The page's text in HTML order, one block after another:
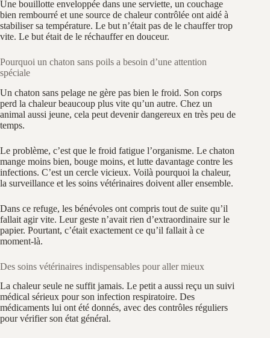
Une bouillotte enveloppée dans une serviette, un couchage
bien rembourré et une source de chaleur contrôlée ont aidé à
stabiliser sa température. Le but n’était pas de le chauffer trop
vite. Le but était de le réchauffer en douceur.
Pourquoi un chaton sans poils a besoin d’une attention
spéciale
Un chaton sans pelage ne gère pas bien le froid. Son corps
perd la chaleur beaucoup plus vite qu’un autre. Chez un
animal aussi jeune, cela peut devenir dangereux en très peu de
temps.
Le problème, c’est que le froid fatigue l’organisme. Le chaton
mange moins bien, bouge moins, et lutte davantage contre les
infections. C’est un cercle vicieux. Voilà pourquoi la chaleur,
la surveillance et les soins vétérinaires doivent aller ensemble.
Dans ce refuge, les bénévoles ont compris tout de suite qu’il
fallait agir vite. Leur geste n’avait rien d’extraordinaire sur le
papier. Pourtant, c’était exactement ce qu’il fallait à ce
moment-là.
Des soins vétérinaires indispensables pour aller mieux
La chaleur seule ne suffit jamais. Le petit a aussi reçu un suivi
médical sérieux pour son infection respiratoire. Des
médicaments lui ont été donnés, avec des contrôles réguliers
pour vérifier son état général.